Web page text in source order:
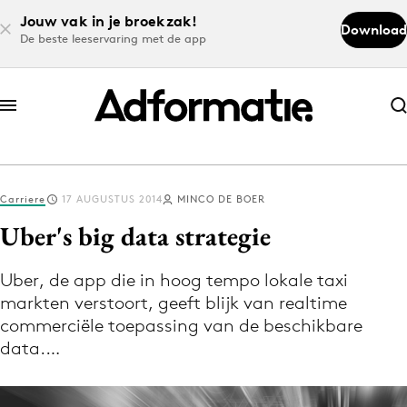
Jouw vak in je broekzak!
De beste leeservaring met de app
Download
Abonneer nu
Abonneer nu
Log in
Download de app
Volg het laatste nieuws via de Adformatie
Nieuws app
Carriere 17 AUGUSTUS 2014 MINCO DE BOER
Uber's big data strategie
Uber, de app die in hoog tempo lokale taxi
markten verstoort, geeft blijk van realtime
commerciële toepassing van de beschikbare
data.…